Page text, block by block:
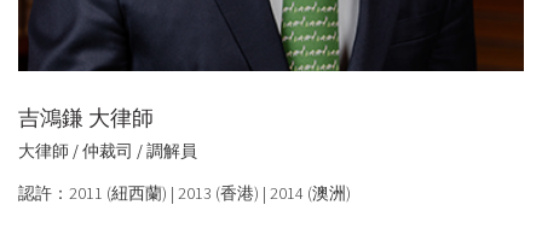
吉鴻鎌 大律師
大律師 / 仲裁司 / 調解員
認許：2011 (紐西蘭) | 2013 (香港) | 2014 (澳洲)